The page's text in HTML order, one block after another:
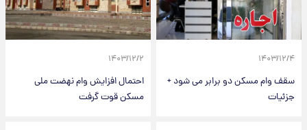
۱۴۰۳/۱۲/۴
سقف وام‌ مسکن دو برابر می شود +
جزئیات
۱۴۰۳/۱۲/۲
احتمال افزایش وام نهضت ملی
مسکن قوت گرفت